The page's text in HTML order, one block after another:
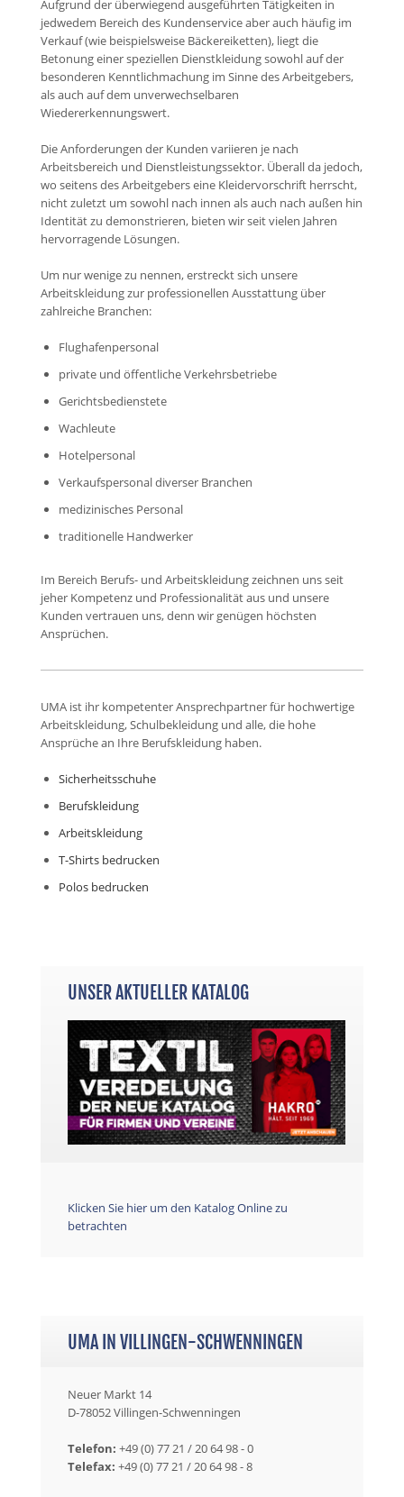
Aufgrund der überwiegend ausgeführten Tätigkeiten in
jedwedem Bereich des Kundenservice aber auch häufig im
Verkauf (wie beispielsweise Bäckereiketten), liegt die
Betonung einer speziellen Dienstkleidung sowohl auf der
besonderen Kenntlichmachung im Sinne des Arbeitgebers,
als auch auf dem unverwechselbaren
Wiedererkennungswert.
Die Anforderungen der Kunden variieren je nach
Arbeitsbereich und Dienstleistungssektor. Überall da jedoch,
wo seitens des Arbeitgebers eine Kleidervorschrift herrscht,
nicht zuletzt um sowohl nach innen als auch nach außen hin
Identität zu demonstrieren, bieten wir seit vielen Jahren
hervorragende Lösungen.
Um nur wenige zu nennen, erstreckt sich unsere
Arbeitskleidung zur professionellen Ausstattung über
zahlreiche Branchen:
Flughafenpersonal
private und öffentliche Verkehrsbetriebe
Gerichtsbedienstete
Wachleute
Hotelpersonal
Verkaufspersonal diverser Branchen
medizinisches Personal
traditionelle Handwerker
Im Bereich Berufs- und Arbeitskleidung zeichnen uns seit
jeher Kompetenz und Professionalität aus und unsere
Kunden vertrauen uns, denn wir genügen höchsten
Ansprüchen.
UMA ist ihr kompetenter Ansprechpartner für hochwertige
Arbeitskleidung, Schulbekleidung und alle, die hohe
Ansprüche an Ihre Berufskleidung haben.
Sicherheitsschuhe
Berufskleidung
Arbeitskleidung
T-Shirts bedrucken
Polos bedrucken
UNSER AKTUELLER KATALOG
Klicken Sie hier um den Katalog Online zu
betrachten
UMA IN VILLINGEN-SCHWENNINGEN
Neuer Markt 14
D-78052 Villingen-Schwenningen
Telefon: +49 (0) 77 21 / 20 64 98 - 0
Telefax: +49 (0) 77 21 / 20 64 98 - 8